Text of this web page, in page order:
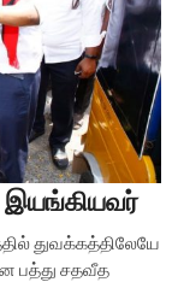
துவக்கத்திலேயே
பத்து சதவீத